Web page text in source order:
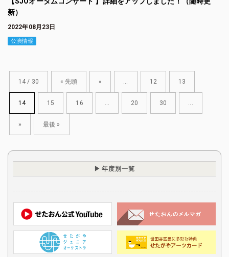
新）
2022年08月23日
公演情報
14 / 30 « 先頭 « ... 12 13
14 15 16 ... 20 30 ...
» 最後 »
年度別一覧